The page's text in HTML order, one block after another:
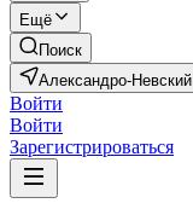
Ещё
Поиск
Александро-Невский
Войти
Войти
Зарегистрироваться